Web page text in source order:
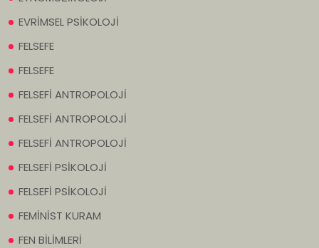
EVRİMSEL PSİKOLOJİ
FELSEFE
FELSEFE
FELSEFİ ANTROPOLOJİ
FELSEFİ ANTROPOLOJİ
FELSEFİ ANTROPOLOJİ
FELSEFİ PSİKOLOJİ
FELSEFİ PSİKOLOJİ
FEMİNİST KURAM
FEN BİLİMLERİ